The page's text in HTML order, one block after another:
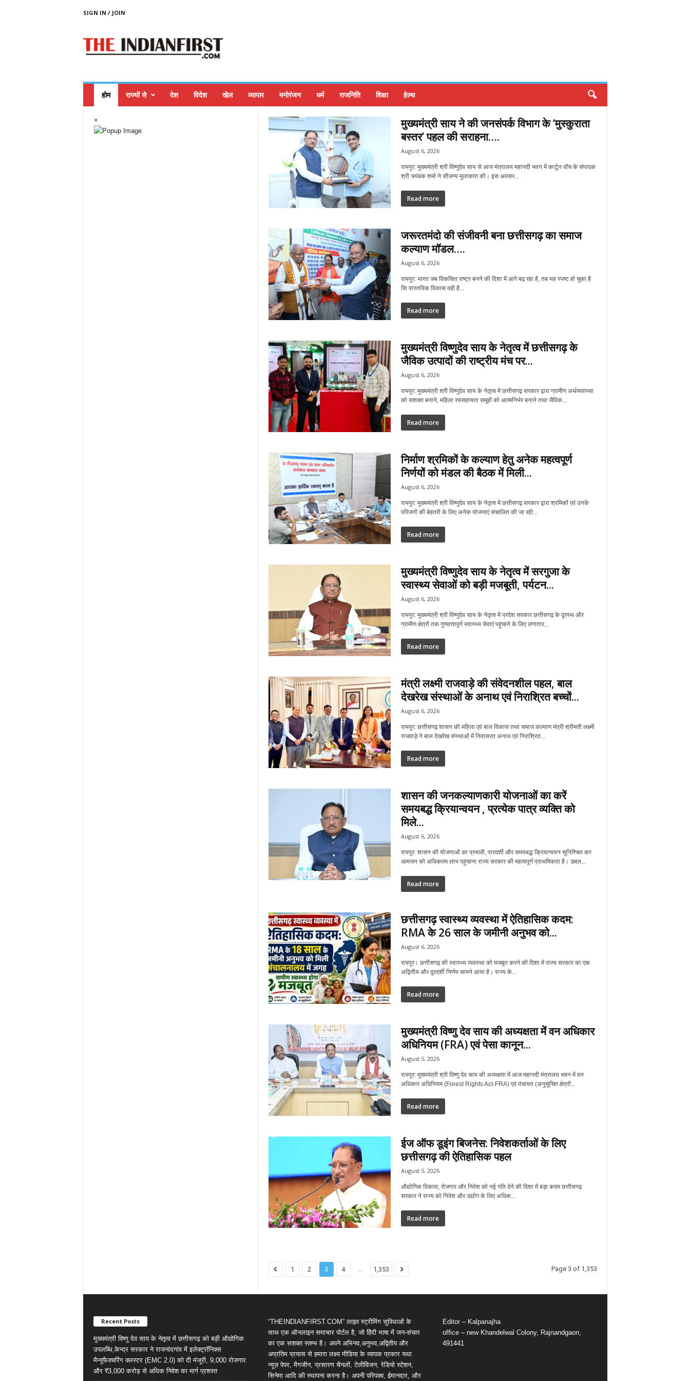
SIGN IN / JOIN
I
D
F
T
होम राज्यों से देश विदेश खेल व्यापार मनोरंजन धर्म राजनिति शिक्षा हेल्थ
मुख्यमंत्री साय ने की जनसंपर्क विभाग के ‘मुस्कुराता
बस्तर’ पहल की सराहना….
August 6, 2026
रायपुर: मुख्यमंत्री श्री विष्णुदेव साय से आज मंत्रालय महानदी भवन में कार्टून वॉच के संपादक
श्री त्र्यंबक शर्मा ने सौजन्य मुलाकात की। इस अवसर...
Read more
जरूरतमंदो की संजीवनी बना छत्तीसगढ़ का समाज
कल्याण मॉडल….
August 6, 2026
रायपुर: भारत जब विकसित राष्ट्र बनने की दिशा में आगे बढ़ रहा है, तब यह स्पष्ट हो चुका है
कि वास्तविक विकास वही है...
Read more
मुख्यमंत्री विष्णुदेव साय के नेतृत्व में छत्तीसगढ़ के
जैविक उत्पादों की राष्ट्रीय मंच पर...
August 6, 2026
रायपुर: मुख्यमंत्री श्री विष्णुदेव साय के नेतृत्व में छत्तीसगढ़ सरकार द्वारा ग्रामीण अर्थव्यवस्था
को सशक्त बनाने, महिला स्वसहायता समूहों को आत्मनिर्भर बनाने तथा जैविक...
Read more
निर्माण श्रमिकों के कल्याण हेतु अनेक महत्वपूर्ण
निर्णयों को मंडल की बैठक में मिली...
August 6, 2026
रायपुर: मुख्यमंत्री श्री विष्णुदेव साय के नेतृत्व में छत्तीसगढ़ सरकार द्वारा श्रमिकों एवं उनके
परिजनों की बेहतरी के लिए अनेक योजनाएं संचालित की जा रही...
Read more
मुख्यमंत्री विष्णुदेव साय के नेतृत्व में सरगुजा के
स्वास्थ्य सेवाओं को बड़ी मजबूती, पर्यटन...
August 6, 2026
रायपुर: मुख्यमंत्री श्री विष्णुदेव साय के नेतृत्व में प्रदेश सरकार छत्तीसगढ़ के दूरस्थ और
ग्रामीण क्षेत्रों तक गुणवत्तापूर्ण स्वास्थ्य सेवाएं पहुंचाने के लिए लगातार...
Read more
मंत्री लक्ष्मी राजवाड़े की संवेदनशील पहल, बाल
देखरेख संस्थाओं के अनाथ एवं निराश्रित बच्चों...
August 6, 2026
रायपुर: छत्तीसगढ़ शासन की महिला एवं बाल विकास तथा समाज कल्याण मंत्री श्रीमती लक्ष्मी
राजवाड़े ने बाल देखरेख संस्थाओं में निवासरत अनाथ एवं निराश्रित...
Read more
शासन की जनकल्याणकारी योजनाओं का करें
समयबद्ध क्रियान्वयन , प्रत्येक पात्र व्यक्ति को
मिले...
August 6, 2026
रायपुर: शासन की योजनाओं का प्रभावी, पारदर्शी और समयबद्ध क्रियान्वयन सुनिश्चित कर
आमजन को अधिकतम लाभ पहुंचाना राज्य सरकार की महत्वपूर्ण प्राथमिकता है। डबल...
Read more
छत्तीसगढ़ स्वास्थ्य व्यवस्था में ऐतिहासिक कदम:
RMA के 26 साल के जमीनी अनुभव को...
August 6, 2026
रायपुर। छत्तीसगढ़ की स्वास्थ्य व्यवस्था को मजबूत करने की दिशा में राज्य सरकार का एक
अद्वितीय और दूरदर्शी निर्णय सामने आया है। राज्य के...
Read more
मुख्यमंत्री विष्णु देव साय की अध्यक्षता में वन अधिकार
अधिनियम (FRA) एवं पेसा कानून...
August 5, 2026
रायपुर: मुख्यमंत्री श्री विष्णु देव साय की अध्यक्षता में आज महानदी मंत्रालय भवन में वन
अधिकार अधिनियम (Forest Rights Act-FRA) एवं पंचायत (अनुसूचित क्षेत्रों...
Read more
ईज ऑफ डूइंग बिजनेस: निवेशकर्ताओं के लिए
छत्तीसगढ़ की ऐतिहासिक पहल
August 5, 2026
औद्योगिक विकास, रोजगार और निवेश को नई गति देने की दिशा में बड़ा कदम छत्तीसगढ़
सरकार ने राज्य को निवेश और उद्योग के लिए अधिक...
Read more
1 2 3 4 ... 1,353 Page 3 of 1,353
×
Recent Posts
मुख्यमंत्री विष्णु देव साय के नेतृत्व में छत्तीसगढ़ को बड़ी औद्योगिक
उपलब्धि,केन्द्र सरकार ने राजनांदगांव में इलेक्ट्रॉनिक्स
मैन्युफैक्चरिंग क्लस्टर (EMC 2.0) को दी मंजूरी, 9,000 रोजगार
और ₹3,000 करोड़ से अधिक निवेश का मार्ग प्रशस्त
“THEINDIANFIRST.COM” लाइव स्ट्रीमिंग सुविधाओं के
साथ एक ऑनलाइन समाचार पोर्टल है, जो हिंदी भाषा में जन-संचार
का एक सशक्त स्तम्भ है। अपने अभिनव,अनुभव,अद्वितीय और
अप्रतिम प्रयास से हमारा लक्ष्य मीडिया के व्यापक प्रकार यथा
न्यूज़ पेपर, मैगजीन, प्रसारण चैनलों, टेलीविजन, रेडियो स्टेशन,
सिनेमा आदि की स्थापना करना है। अपनी परिपक्व, ईमानदार, और
Editor – Kalpanajha
office – new Khandelwal Colony, Rajnandgaon,
491441